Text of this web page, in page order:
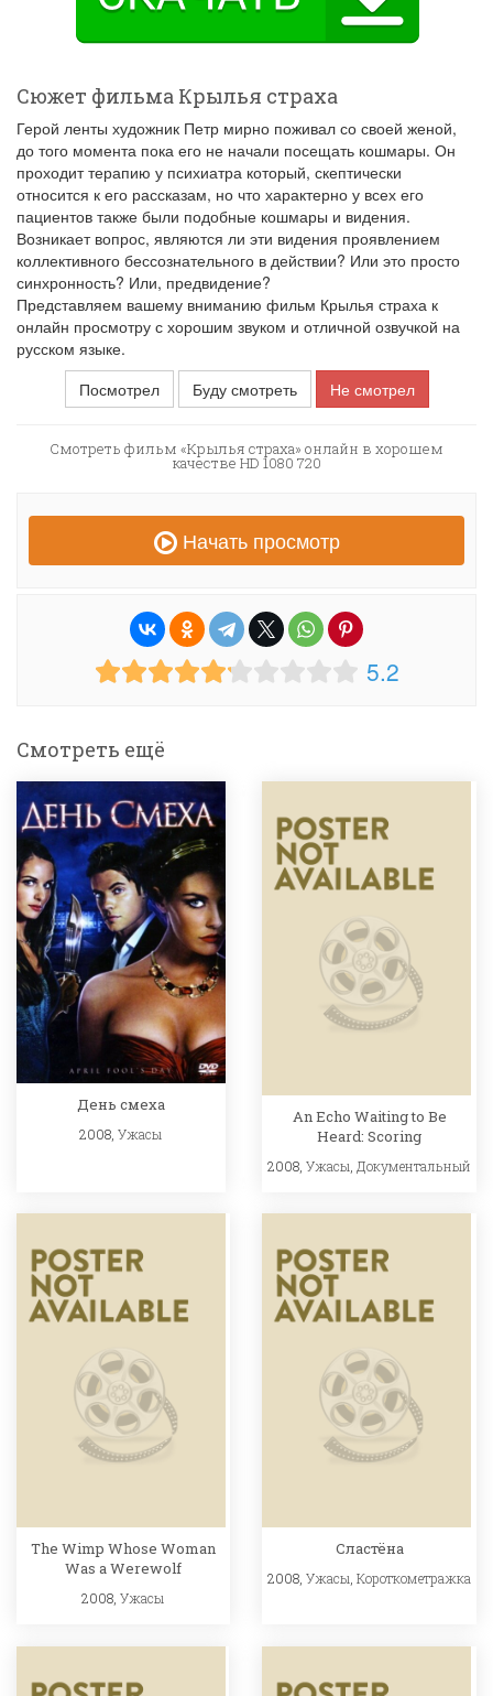
Сюжет фильма Крылья страха
Герой ленты художник Петр мирно поживал со своей женой,
до того момента пока его не начали посещать кошмары. Он
проходит терапию у психиатра который, скептически
относится к его рассказам, но что характерно у всех его
пациентов также были подобные кошмары и видения.
Возникает вопрос, являются ли эти видения проявлением
коллективного бессознательного в действии? Или это просто
синхронность? Или, предвидение?
Представляем вашему вниманию фильм Крылья страха к
онлайн просмотру с хорошим звуком и отличной озвучкой на
русском языке.
Посмотрел
Буду смотреть Не смотрел
Смотреть фильм «Крылья страха» онлайн в хорошем
качестве HD 1080 720
Начать просмотр
5.2
Смотреть ещё
День смеха
2008,Ужасы
An Echo Waiting to Be
Heard: Scoring
2008,Ужасы Документальный
The Wimp Whose Woman
Was a Werewolf
2008,Ужасы
Сластёна
2008,Ужасы,Короткометражка